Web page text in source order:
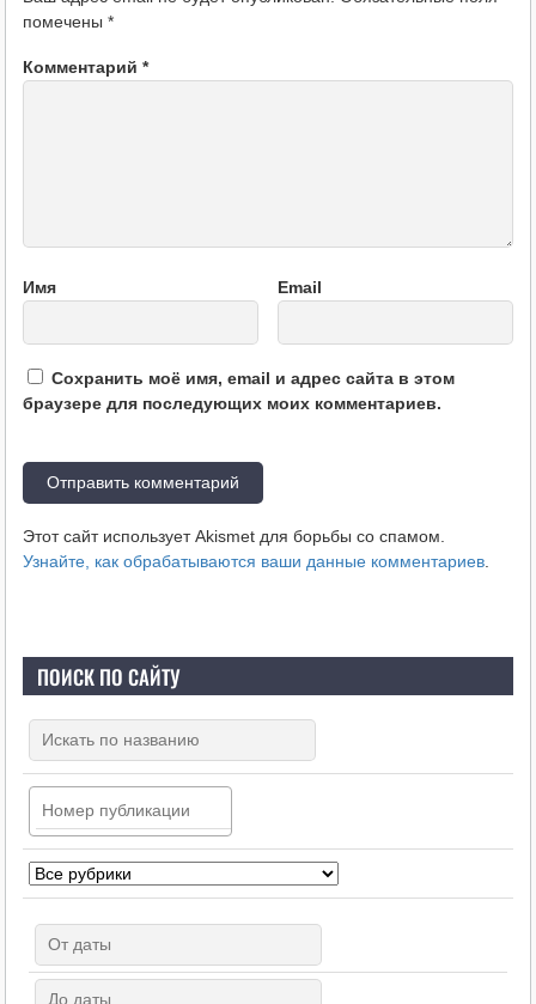
помечены *
Комментарий *
Имя Email
Сохранить моё имя, email и адрес сайта в этом
браузере для последующих моих комментариев.
Этот сайт использует Akismet для борьбы со спамом.
Узнайте, как обрабатываются ваши данные комментариев.
ПОИСК ПО САЙТУ